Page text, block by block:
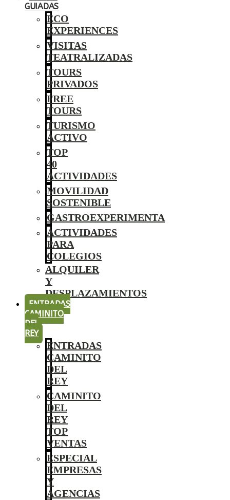
GUIADAS
ECO
EXPERIENCES
VISITAS
TEATRALIZADAS
TOURS
PRIVADOS
FREE
TOURS
TURISMO
ACTIVO
TOP
40
ACTIVIDADES
MOVILIDAD
SOSTENIBLE
GASTROEXPERIMENTA
ACTIVIDADES
PARA
COLEGIOS
ALQUILER
Y
DESPLAZAMIENTOS
ENTRADAS
CAMINITO
DEL
REY
ENTRADAS
CAMINITO
DEL
REY
CAMINITO
DEL
REY
TOP
VENTAS
ESPECIAL
EMPRESAS
Y
AGENCIAS